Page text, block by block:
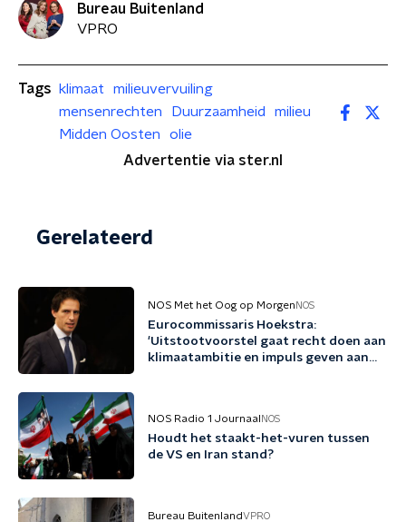
Bureau Buitenland
VPRO
Tags klimaat
milieuvervuiling
mensenrechten
Duurzaamheid
milieu
Midden Oosten
olie
Advertentie via ster.nl
Gerelateerd
NOS Met het Oog op Morgen NOS
Eurocommissaris Hoekstra:
'Uitstootvoorstel gaat recht doen aan
klimaatambitie en impuls geven aan
NOS Radio 1 Journaal NOS
Houdt het staakt-het-vuren tussen
de VS en Iran stand?
Bureau BuitenlandVPRO